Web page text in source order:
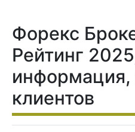
Форекс
Рейтинг
информация,
клиентов